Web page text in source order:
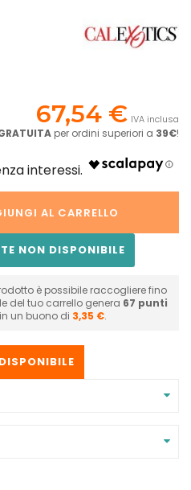
67,54 € IVA inclusa
per ordini superiori a 39€!
AL CARRELLO
NON DISPONIBILE
è possibile raccogliere fino
del tuo carrello genera 67 punti
un buono di 3,35 €.